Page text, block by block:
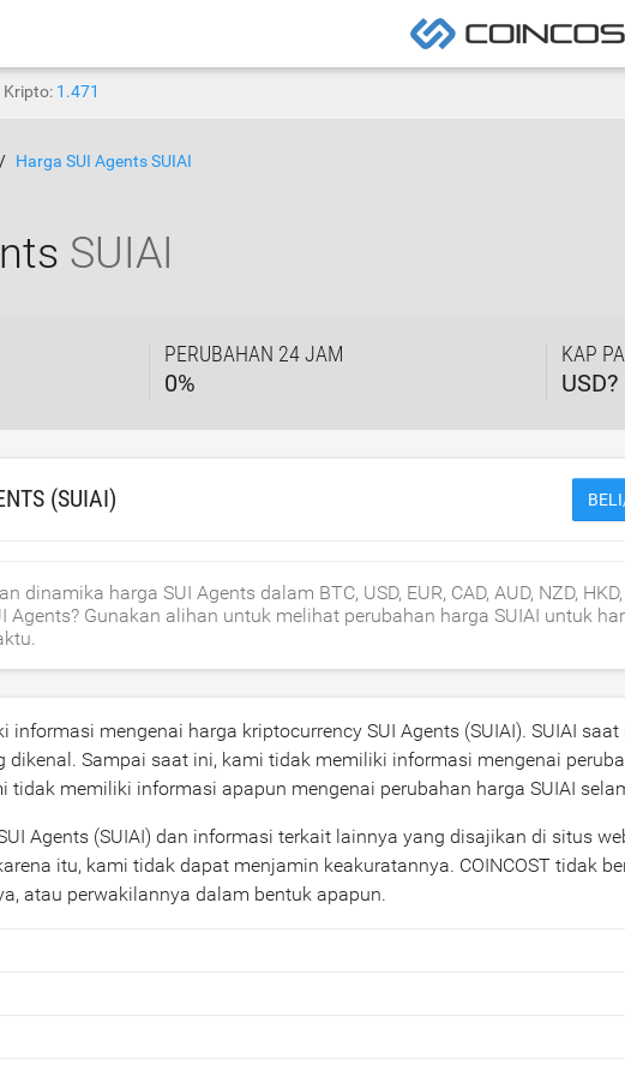
Kripto: 1.471
Harga SUI Agents SUIAI
SUIAI
PERUBAHAN 24 JAM
0%
KAP
USD?
(SUIAI)
harga SUI Agents dalam BTC, USD, EUR, CAD, AUD, NZD, HKD,
Agents? Gunakan alihan untuk melihat perubahan harga SUIAI untuk
informasi mengenai harga kriptocurrency SUI Agents (SUIAI). SUIAI
dikenal. Sampai saat ini, kami tidak memiliki informasi mengenai
tidak memiliki informasi apapun mengenai perubahan harga SUIAI
Agents (SUIAI) dan informasi terkait lainnya yang disajikan di situs
itu, kami tidak dapat menjamin keakuratannya. COINCOST tidak
atau perwakilannya dalam bentuk apapun.